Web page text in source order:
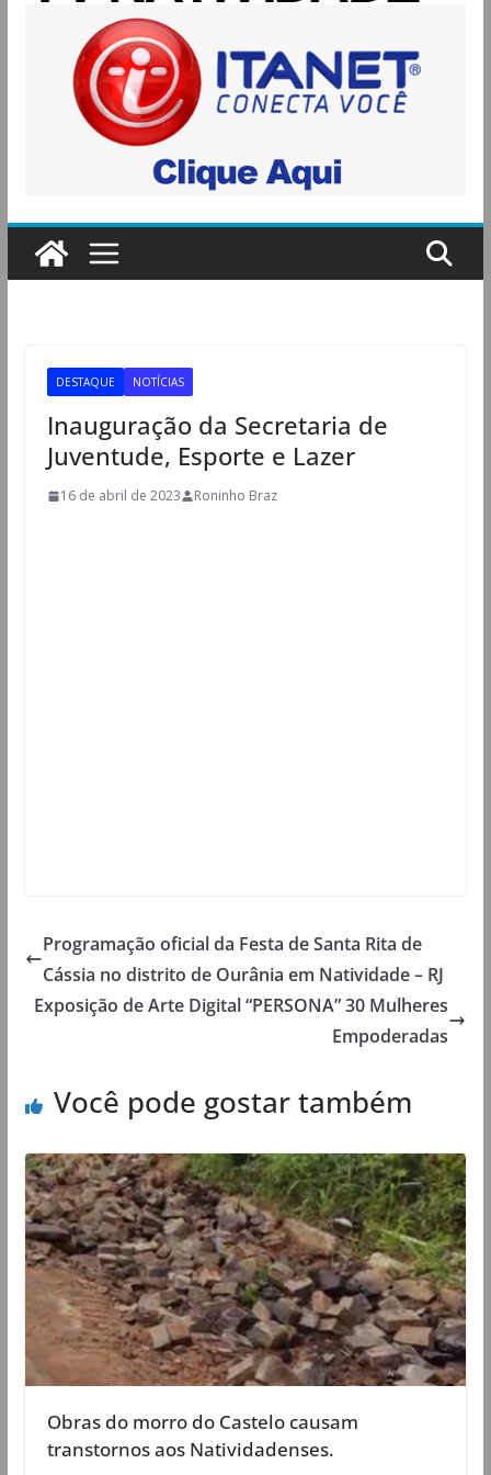
DESTAQUE NOTÍCIAS
Inauguração da Secretaria de
Juventude, Esporte e Lazer
16 de abril de 2023 Roninho Braz
Programação oficial da Festa de Santa Rita de
Cássia no distrito de Ourânia em Natividade – RJ
Exposição de Arte Digital “PERSONA” 30 Mulheres
Empoderadas
Você pode gostar também
Obras do morro do Castelo causam
transtornos aos Natividadenses.